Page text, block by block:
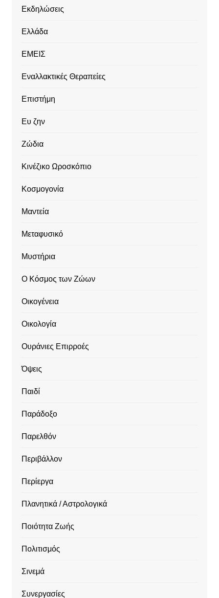
Εκδηλώσεις
Ελλάδα
ΕΜΕΙΣ
Εναλλακτικές Θεραπείες
Επιστήμη
Ευ ζην
Ζώδια
Κινέζικο Ωροσκόπιο
Κοσμογονία
Μαντεία
Μεταφυσικό
Μυστήρια
Ο Κόσμος των Ζώων
Οικογένεια
Οικολογία
Ουράνιες Επιρροές
Όψεις
Παιδί
Παράδοξο
Παρελθόν
Περιβάλλον
Περίεργα
Πλανητικά / Αστρολογικά
Ποιότητα Ζωής
Πολιτισμός
Σινεμά
Συνεργασίες